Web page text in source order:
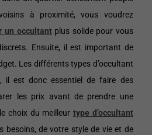
à proximité, vous voudrez
un occultantplus solide pour vous
Ensuite, il est important de
Les différents types d’occultant
il est donc essentiel de faire des
les prix avant de prendre une
choix du meilleur type d’occultant
besoins, de votre style de vie et de